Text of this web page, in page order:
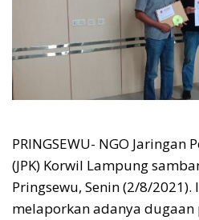
PRINGSEWU- NGO
(JPK) Korwil Lampung
Pringsewu, Senin (2/8/
melaporkan adanya